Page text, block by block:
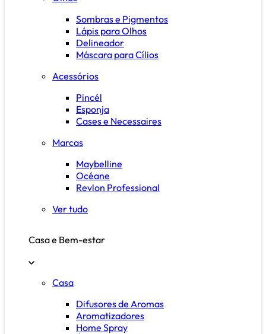
Sombras e Pigmentos
Lápis para Olhos
Delineador
Máscara para Cílios
Acessórios
Pincél
Esponja
Cases e Necessaires
Marcas
Maybelline
Océane
Revlon Professional
Ver tudo
Casa e Bem-estar
Casa
Difusores de Aromas
Aromatizadores
Home Spray